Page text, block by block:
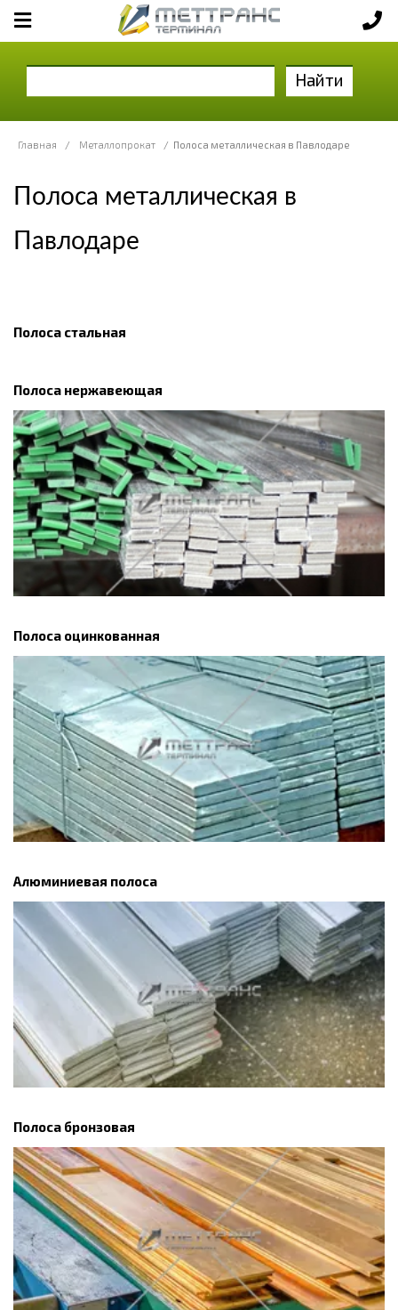
Найти
Главная / Металлопрокат / Полоса металлическая в Павлодаре
Полоса металлическая в
Павлодаре
Полоса стальная
Полоса нержавеющая
Полоса оцинкованная
Алюминиевая полоса
Полоса бронзовая